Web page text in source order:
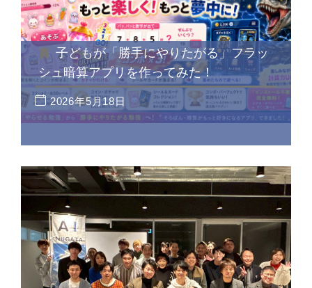
子どもが「勝手にやりたがる」フラッ
シュ暗算アプリを作ってみた！
2026年5月18日